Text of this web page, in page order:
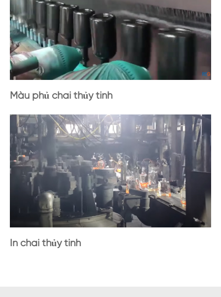
Màu phủ chai thủy tinh
In chai thủy tinh